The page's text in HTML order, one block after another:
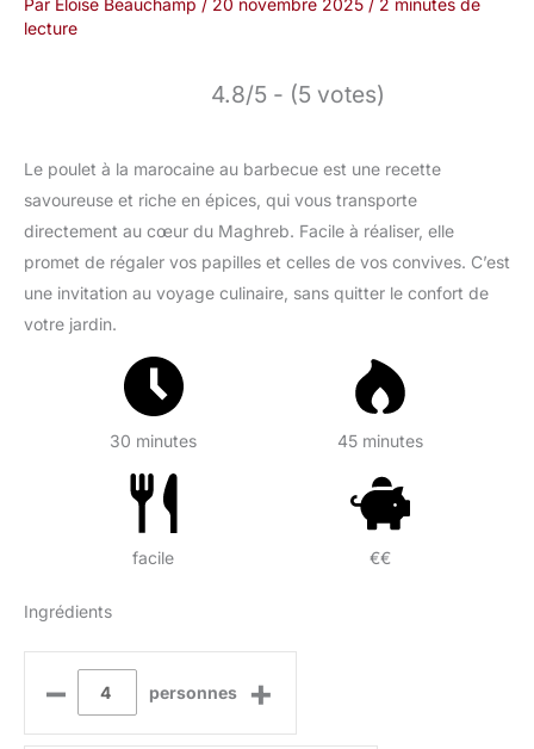
Par Éloïse Beauchamp / 20 novembre 2025 / 2 minutes de
lecture
4.8/5 - (5 votes)
Le poulet à la marocaine au barbecue est une recette
savoureuse et riche en épices, qui vous transporte
directement au cœur du Maghreb. Facile à réaliser, elle
promet de régaler vos papilles et celles de vos convives. C’est
une invitation au voyage culinaire, sans quitter le confort de
votre jardin.
30 minutes 45 minutes
facile €€
Ingrédients
– personnes +